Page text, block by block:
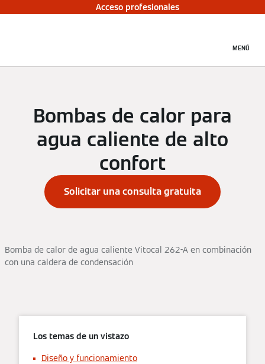
Acceso profesionales
MENÚ
Bombas de calor para
agua caliente de alto
confort
Solicitar una consulta gratuita
Bomba de calor de agua caliente Vitocal 262-A en combinación
con una caldera de condensación
Los temas de un vistazo
Diseño y funcionamiento